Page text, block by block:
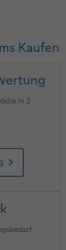
Kaufen
in 2